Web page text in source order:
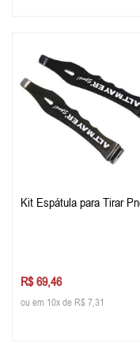
Kit Espátula para Tirar
R$ 69,46
ou em 10x de R$ 7,31